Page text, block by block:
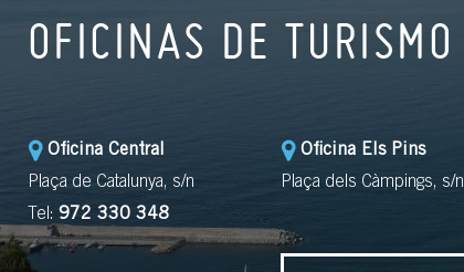
OFICINAS DE TURISMO
Oficina Central
Plaça de Catalunya, s/n
Tel: 972 330 348
Oficina Els Pins
Plaça dels Càmpings, s/n